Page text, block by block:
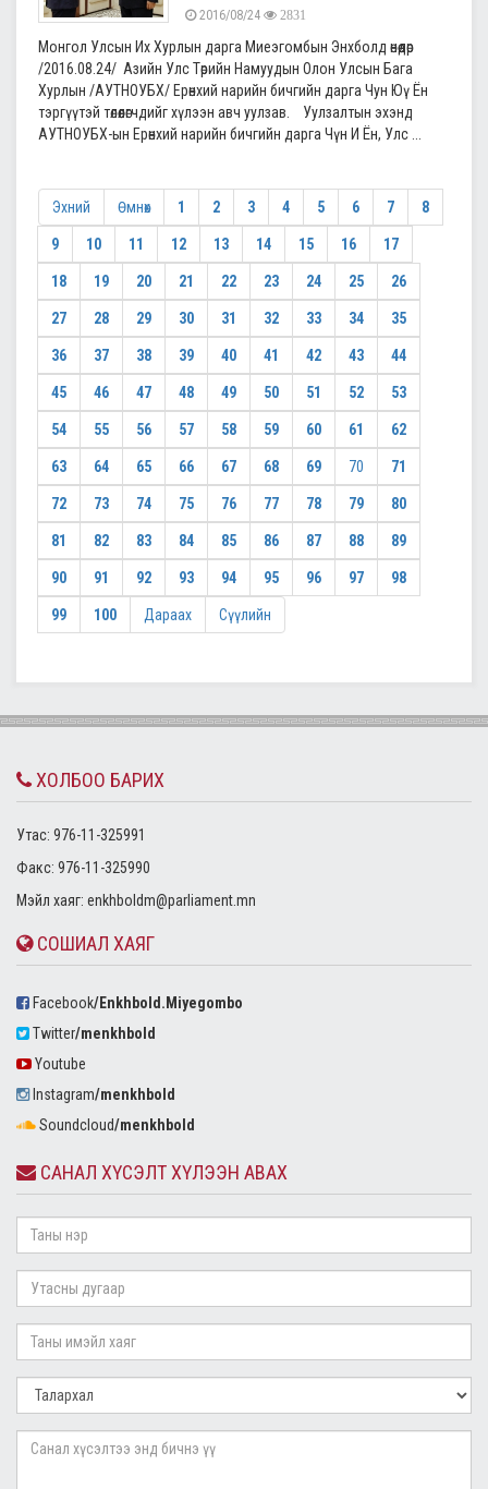
2016/08/24 2831
Монгол Улсын Их Хурлын дарга Миеэгомбын Энхболд өнөөдөр
/2016.08.24/ Азийн Улс Төрийн Намуудын Олон Улсын Бага
Хурлын /АУТНОУБХ/ Ерөнхий нарийн бичгийн дарга Чун Юү Ён
тэргүүтэй төлөөлөгчдийг хүлээн авч уулзав. Уулзалтын эхэнд
АУТНОУБХ-ын Ерөнхий нарийн бичгийн дарга Чүн И Ён, Улс ...
Эхний Өмнөх 1 2 3 4 5 6 7 8
9 10 11 12 13 14 15 16 17
18 19 20 21 22 23 24 25 26
27 28 29 30 31 32 33 34 35
36 37 38 39 40 41 42 43 44
45 46 47 48 49 50 51 52 53
54 55 56 57 58 59 60 61 62
63 64 65 66 67 68 69 70 71
72 73 74 75 76 77 78 79 80
81 82 83 84 85 86 87 88 89
90 91 92 93 94 95 96 97 98
99 100 Дараах Сүүлийн
ХОЛБОО БАРИХ
Утас: 976-11-325991
Факс: 976-11-325990
Mэйл хаяг: enkhboldm@parliament.mn
СОШИАЛ ХАЯГ
Facebook/Enkhbold.Miyegombo
Twitter/menkhbold
Youtube
Instagram/menkhbold
Soundcloud/menkhbold
САНАЛ ХҮСЭЛТ ХҮЛЭЭН АВАХ